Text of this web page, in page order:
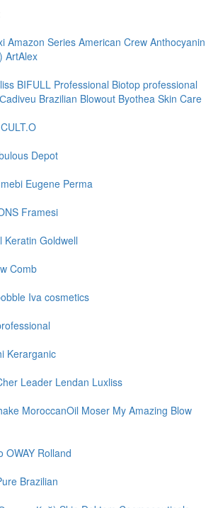
Amazon Series American Crew Anthocyanin
ArtAlex
BIFULL Professional Biotop professional
Brazilian Blowout Byothea Skin Care
CULT.O
Depot
Eugene Perma
Framesi
Keratin Goldwell
Comb
Iva cosmetics
Kerarganic
Leader Lendan Luxliss
MoroccanOil Moser My Amazing Blow
OWAY Rolland
Brazilian